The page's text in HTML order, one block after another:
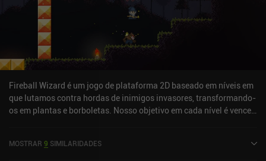
Fireball Wizard é um jogo de plataforma 2D baseado em níveis em
que lutamos contra hordas de inimigos invasores, transformando-
os em plantas e borboletas. Nosso objetivo em cada nível é vencer
coisas bonitas, como flores ou borboletas, e coletar o dinheiro que
MOSTRAR 9 SIMILARIDADES